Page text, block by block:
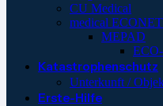
CU Medical
medical ECONET
MEPAD
Katastrophenschutz
Unterkunft /
Erste-Hilfe